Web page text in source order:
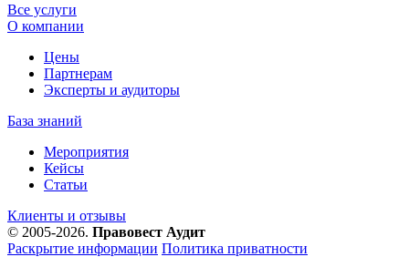
Все услуги
О компании
Цены
Партнерам
Эксперты и аудиторы
База знаний
Мероприятия
Кейсы
Статьи
Клиенты и отзывы
© 2005-2026. Правовест Аудит
Раскрытие информации Политика приватности